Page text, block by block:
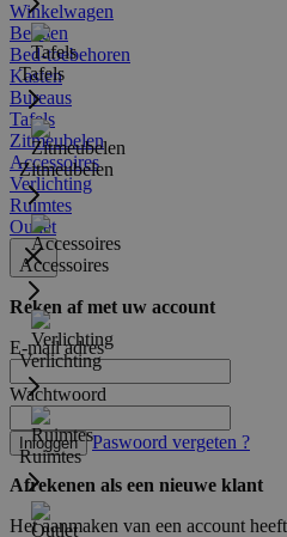
Winkelwagen
Tafels
Zitmeubelen
Accessoires
Verlichting
Ruimtes
Bedden
Bed-toebehoren
Kasten
Bureaus
Tafels
Zitmeubelen
Accessoires
Verlichting
Ruimtes
Outlet
Reken af met uw account
E-mail adres
Wachtwoord
Inloggen Paswoord vergeten ?
Afrekenen als een nieuwe klant
Het aanmaken van een account